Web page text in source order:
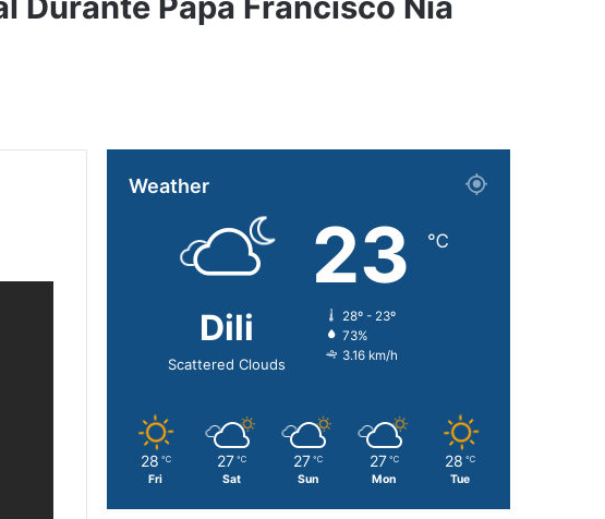
Weather
Dili
Scattered Clouds
23 ℃
28º - 23º
73%
3.16 km/h
28 ℃
Fri
27 ℃
Sat
27 ℃
Sun
27 ℃
Mon
28 ℃
Tue